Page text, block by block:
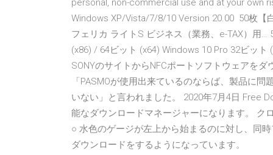
personal, non-commercial use and at your own
Windows XP/Vista/7/8/10 Version 20.00 50枚【
フェリカ ライトS ビジネス（業務、e-TAX）用
(x86) / 64ビット (x64) Windows 10 Pro 32ビッ
SONYのサイトからNFCポートソフトウェアを
「PASMOが使用出来ているのならば、製品に
いない」と言われました。 2020年7月4日 Free
能なダウンロードマネージャーになります。 ク
○ 水色のゲージが左上から始まるのに対し、同
ダウンロードをするようになっています。